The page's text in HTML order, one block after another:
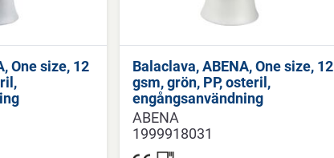
One size, 12
Balaclava, ABENA, One size, 12
gsm, grön, PP, osteril,
engångsanvändning
ABENA
1999918031